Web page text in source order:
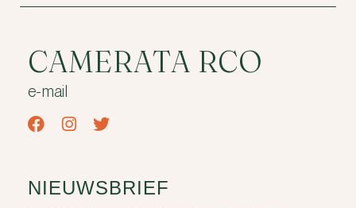
CAMERATA RCO
e-mail
NIEUWSBRIEF